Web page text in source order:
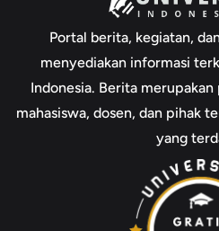
Portal berita, kegiatan,
menyediakan informasi
Indonesia. Berita
mahasiswa, dosen, dan pihak
yang